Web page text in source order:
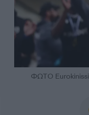
ΦΩΤΟ Eurokinissi